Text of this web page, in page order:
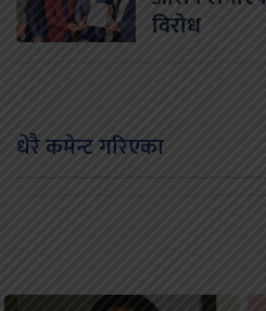
विरोध
धेरै कमेन्ट गरिएका